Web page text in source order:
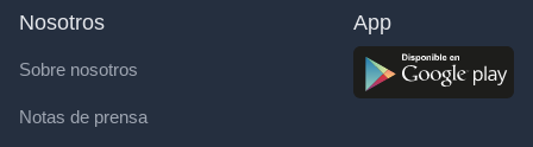
Nosotros
Sobre nosotros
Notas de prensa
App